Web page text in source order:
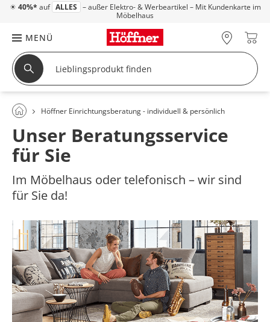
☀ 40%* auf ALLES – außer Elektro- & Werbeartikel – Mit Kundenkarte im
Möbelhaus
MENÜ
Höffner Einrichtungsberatung - individuell & persönlich
Unser Beratungsservice
für Sie
Im Möbelhaus oder telefonisch – wir sind
für Sie da!